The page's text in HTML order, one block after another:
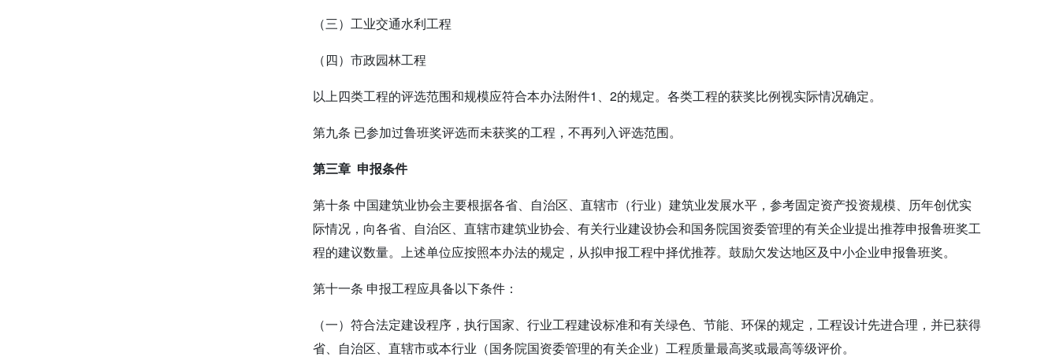
（三）工业交通水利工程
（四）市政园林工程
以上四类工程的评选范围和规模应符合本办法附件1、2的规定。各类工程的获奖比例视实际情况确定。
第九条 已参加过鲁班奖评选而未获奖的工程，不再列入评选范围。
第三章 申报条件
第十条 中国建筑业协会主要根据各省、自治区、直辖市（行业）建筑业发展水平，参考固定资产投资规模、历年创优实
际情况，向各省、自治区、直辖市建筑业协会、有关行业建设协会和国务院国资委管理的有关企业提出推荐申报鲁班奖工
程的建议数量。上述单位应按照本办法的规定，从拟申报工程中择优推荐。鼓励欠发达地区及中小企业申报鲁班奖。
第十一条 申报工程应具备以下条件：
（一）符合法定建设程序，执行国家、行业工程建设标准和有关绿色、节能、环保的规定，工程设计先进合理，并已获得
省、自治区、直辖市或本行业（国务院国资委管理的有关企业）工程质量最高奖或最高等级评价。